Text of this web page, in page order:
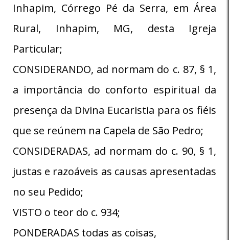
Inhapim, Córrego Pé da Serra, em Área
Rural, Inhapim, MG, desta Igreja
Particular;
CONSIDERANDO, ad normam do c. 87, § 1,
a importância do conforto espiritual da
presença da Divina Eucaristia para os fiéis
que se reúnem na Capela de São Pedro;
CONSIDERADAS, ad normam do c. 90, § 1,
justas e razoáveis as causas apresentadas
no seu Pedido;
VISTO o teor do c. 934;
PONDERADAS todas as coisas,